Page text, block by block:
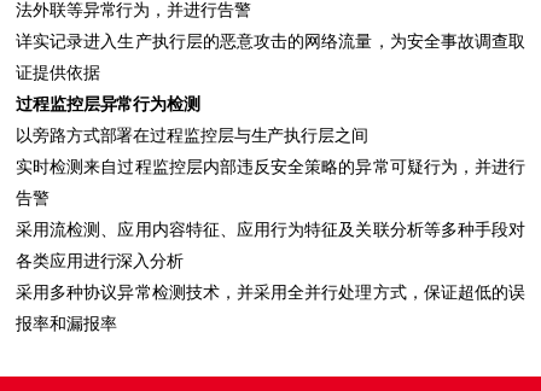
法外联等异常行为，并进行告警
详实记录进入生产执行层的恶意攻击的网络流量，为安全事故调查取
证提供依据
过程监控层异常行为检测
以旁路方式部署在过程监控层与生产执行层之间
实时检测来自过程监控层内部违反安全策略的异常可疑行为，并进行
告警
采用流检测、应用内容特征、应用行为特征及关联分析等多种手段对
各类应用进行深入分析
采用多种协议异常检测技术，并采用全并行处理方式，保证超低的误
报率和漏报率